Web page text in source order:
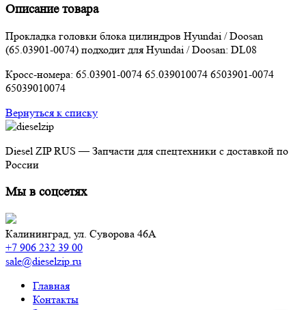
Описание товара
Прокладка головки блока цилиндров Hyundai / Doosan
(65.03901-0074) подходит для Hyundai / Doosan: DL08
Кросс-номера: 65.03901-0074 65.039010074 6503901-0074
65039010074
Вернуться к списку
Diesel ZIP RUS — Запчасти для спецтехники с доставкой по
России
Мы в соцсетях
Калининград, ул. Суворова 46А
+7 906 232 39 00
sale@dieselzip.ru
Главная
Контакты